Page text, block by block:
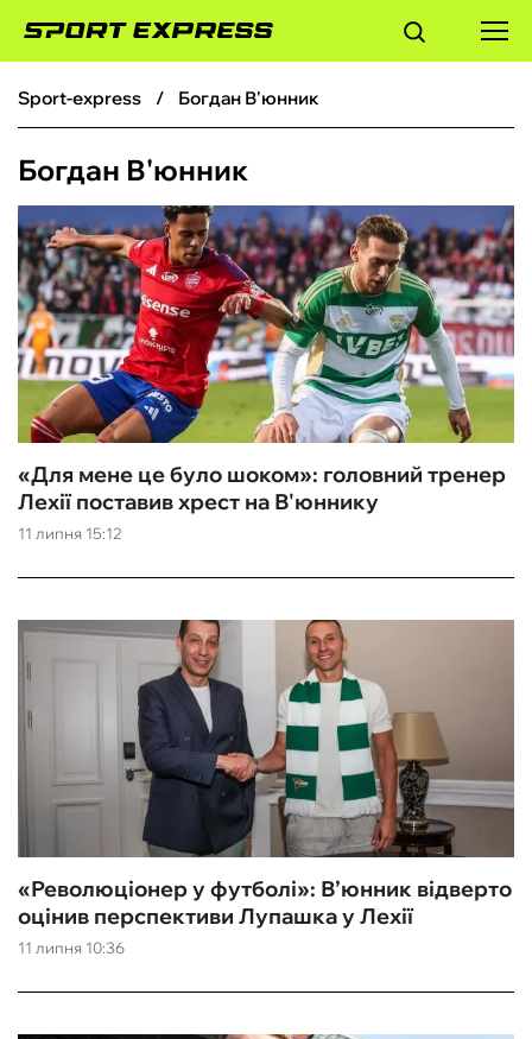
ФУТБОЛ
БАСКЕТБОЛ
БОКС
ХОКЕЙ
ТЕНІС
КІБЕРСПОРТ
ЧС-2026
ФУТЗАЛ
ІНШІ
БУКМЕКЕРИ
sport-express Богдан В'юнник
Богдан В'юнник
11 липня 15:12
«Для мене це було шоком»: головний тренер
Лехії поставив хрест на В'юннику
11 липня 10:36
«Революціонер у футболі»: В’юнник відверто
оцінив перспективи Лупашка у Лехії